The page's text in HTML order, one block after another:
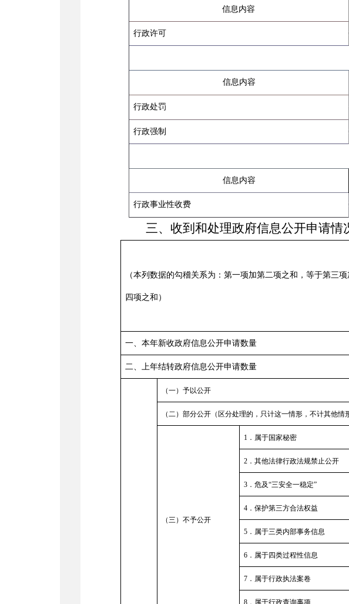
信息内容
行政许可
信息内容
行政处罚
行政强制
信息内容
行政事业性收费
三、收到和处理政府信息公开申请情
（本列数据的勾稽关系为：第一项加第二项之和，等于第三
四项之和）
一、本年新收政府信息公开申请数量
二、上年结转政府信息公开申请数量
（一）予以公开
（二）部分公开（区分处理的，只计这一情形，不计其他情
（三）不予公开
1 ．属于国家秘密
2．其他法律行政法规禁止公开
3．危及“三安全一稳定”
4．保护第三方合法权益
5．属于三类内部事务信息
6．属于四类过程性信息
7．属于行政执法案卷
8．属于行政查询事项